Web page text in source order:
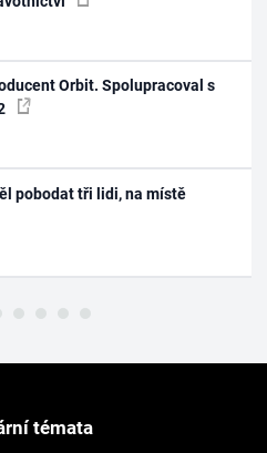
Orbit. Spolupracoval s
pobodat tři lidi, na místě
témata